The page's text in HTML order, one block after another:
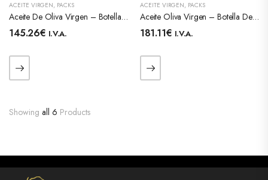
ACEITE VIRGEN, PACKS
Aceite De Oliva Virgen – Botella 2L – Caja 6 Unidades
145.26€ I.V.A.
ACEITE VIRGEN, PACKS
Aceite Oliva Virgen – Botella De 1Lt – Caja 15 Unidades.
181.11€ I.V.A.
Showing all 6 Products